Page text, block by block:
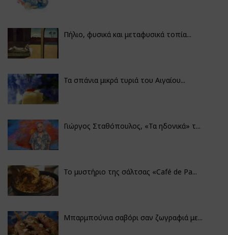
Πήλιο, φυσικά και μεταφυσικά τοπία...
Τα σπάνια μικρά τυριά του Αιγαίου...
Γιώργος Σταθόπουλος, «Τα ηδονικά» τ...
Το μυστήριο της σάλτσας «Café de Pa...
Μπαρμπούνια σαβόρι σαν ζωγραφιά με...